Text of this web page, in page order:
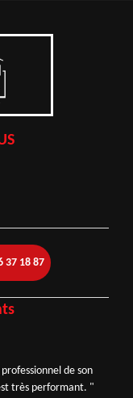
37 18 87
de son
très performant. "